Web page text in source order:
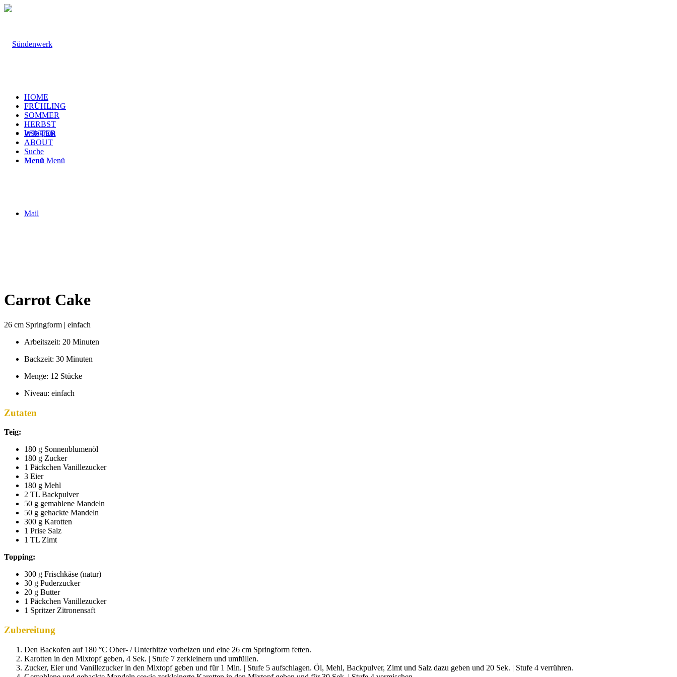
Instagram
Mail
HOME
FRÜHLING
SOMMER
HERBST
WINTER
ABOUT
Suche
Menü Menü
Carrot Cake
26 cm Springform | einfach
Arbeitszeit: 20 Minuten
Backzeit: 30 Minuten
Menge: 12 Stücke
Niveau: einfach
Zutaten
Teig:
180 g Sonnenblumenöl
180 g Zucker
1 Päckchen Vanillezucker
3 Eier
180 g Mehl
2 TL Backpulver
50 g gemahlene Mandeln
50 g gehackte Mandeln
300 g Karotten
1 Prise Salz
1 TL Zimt
Topping:
300 g Frischkäse (natur)
30 g Puderzucker
20 g Butter
1 Päckchen Vanillezucker
1 Spritzer Zitronensaft
Zubereitung
Den Backofen auf 180 °C Ober- / Unterhitze vorheizen und eine 26 cm Springform fetten.
Karotten in den Mixtopf geben, 4 Sek. | Stufe 7 zerkleinern und umfüllen.
Zucker, Eier und Vanillezucker in den Mixtopf geben und für 1 Min. | Stufe 5 aufschlagen. Öl, Mehl, Backpulver, Zimt und Salz dazu geben und 20 Sek. | Stufe 4 verrühren.